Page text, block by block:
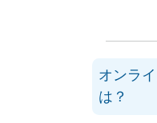
オンラ
は？